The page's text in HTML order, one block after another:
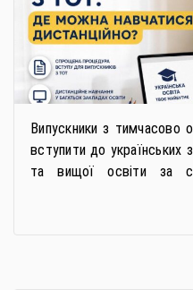
Випускники з тимчасово
вступити до українських
та вищої освіти за
дистанційне навчання,